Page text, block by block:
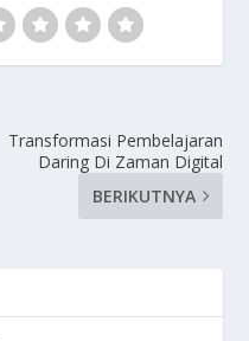
Transformasi Pembelajaran
Daring Di Zaman Digital
BERIKUTNYA